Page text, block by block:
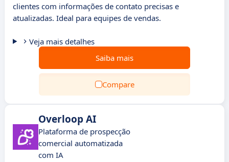
clientes com informações de contato precisas e
atualizadas. Ideal para equipes de vendas.
Veja mais detalhes
Saiba mais
Compare
Overloop AI
Plataforma de prospecção
comercial automatizada
com IA